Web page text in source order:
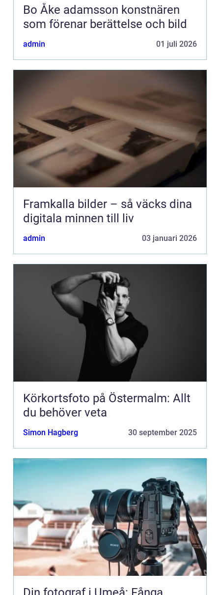
Bo Åke adamsson konstnären
som förenar berättelse och bild
admin 01 juli 2026
Framkalla bilder – så väcks dina
digitala minnen till liv
admin 03 januari 2026
Körkortsfoto på Östermalm: Allt
du behöver veta
Simon Hagberg 30 september 2025